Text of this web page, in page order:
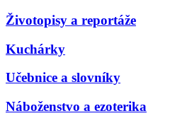
Životopisy a reportáže
Kuchárky
Učebnice a slovníky
Náboženstvo a ezoterika